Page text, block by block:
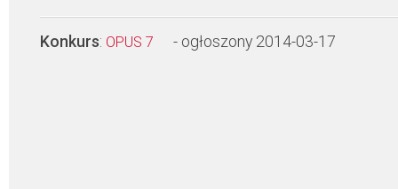
Konkurs: OPUS 7 - ogłoszony 2014-03-17